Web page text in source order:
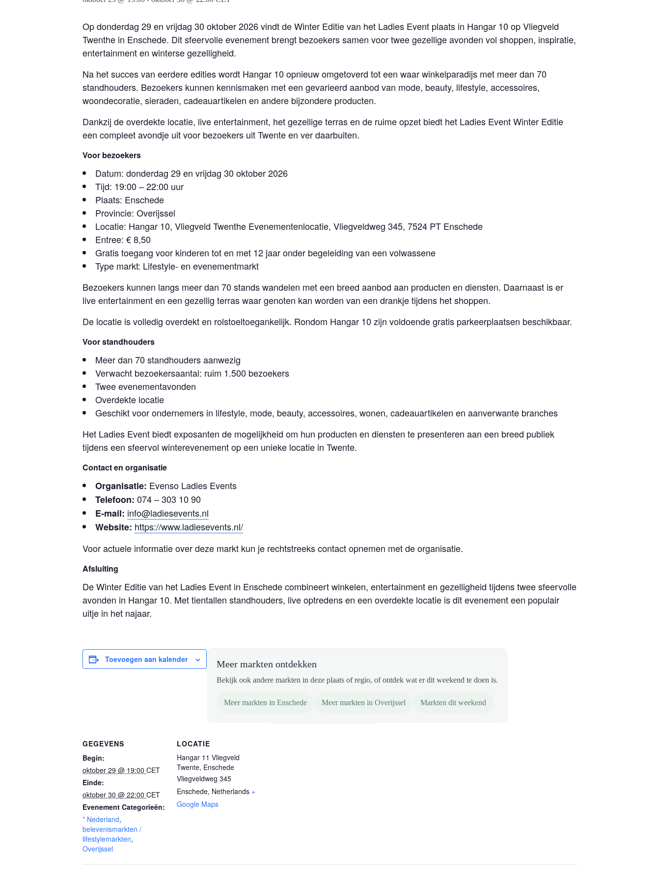
Op donderdag 29 en vrijdag 30 oktober 2026 vindt de Winter Editie van het Ladies Event plaats in Hangar 10 op Vliegveld
Twenthe in Enschede. Dit sfeervolle evenement brengt bezoekers samen voor twee gezellige avonden vol shoppen, inspiratie,
entertainment en winterse gezelligheid.
Na het succes van eerdere edities wordt Hangar 10 opnieuw omgetoverd tot een waar winkelparadijs met meer dan 70
standhouders. Bezoekers kunnen kennismaken met een gevarieerd aanbod van mode, beauty, lifestyle, accessoires,
woondecoratie, sieraden, cadeauartikelen en andere bijzondere producten.
Dankzij de overdekte locatie, live entertainment, het gezellige terras en de ruime opzet biedt het Ladies Event Winter Editie
een compleet avondje uit voor bezoekers uit Twente en ver daarbuiten.
Voor bezoekers
Datum: donderdag 29 en vrijdag 30 oktober 2026
Tijd: 19:00 – 22:00 uur
Plaats: Enschede
Provincie: Overijssel
Locatie: Hangar 10, Vliegveld Twenthe Evenementenlocatie, Vliegveldweg 345, 7524 PT Enschede
Entree: € 8,50
Gratis toegang voor kinderen tot en met 12 jaar onder begeleiding van een volwassene
Type markt: Lifestyle- en evenementmarkt
Bezoekers kunnen langs meer dan 70 stands wandelen met een breed aanbod aan producten en diensten. Daarnaast is er
live entertainment en een gezellig terras waar genoten kan worden van een drankje tijdens het shoppen.
De locatie is volledig overdekt en rolstoeltoegankelijk. Rondom Hangar 10 zijn voldoende gratis parkeerplaatsen beschikbaar.
Voor standhouders
Meer dan 70 standhouders aanwezig
Verwacht bezoekersaantal: ruim 1.500 bezoekers
Twee evenementavonden
Overdekte locatie
Geschikt voor ondernemers in lifestyle, mode, beauty, accessoires, wonen, cadeauartikelen en aanverwante branches
Het Ladies Event biedt exposanten de mogelijkheid om hun producten en diensten te presenteren aan een breed publiek
tijdens een sfeervol winterevenement op een unieke locatie in Twente.
Contact en organisatie
Organisatie: Evenso Ladies Events
Telefoon: 074 – 303 10 90
E-mail: info@ladiesevents.nl
Website: https://www.ladiesevents.nl/
Voor actuele informatie over deze markt kun je rechtstreeks contact opnemen met de organisatie.
Afsluiting
De Winter Editie van het Ladies Event in Enschede combineert winkelen, entertainment en gezelligheid tijdens twee sfeervolle
avonden in Hangar 10. Met tientallen standhouders, live optredens en een overdekte locatie is dit evenement een populair
uitje in het najaar.
Toevoegen aan kalender Meer markten ontdekken
Bekijk ook andere markten in deze plaats of regio, of ontdek wat er dit weekend te doen is.
Meer markten in Enschede Meer markten in Overijssel Markten dit weekend
GEGEVENS
Begin:
oktober 29 @ 19:00 CET
Einde:
oktober 30 @ 22:00 CET
Evenement Categorieën:
* Nederland,
belevenismarkten /
lifestylemarkten,
Overijssel
LOCATIE
Hangar 11 Vliegveld
Twente, Enschede
Vliegveldweg 345
Enschede, Netherlands +
Google Maps